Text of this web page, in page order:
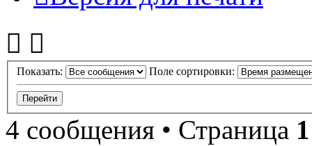
Показать: Поле сортировки:
4 сообщения • Страница 1